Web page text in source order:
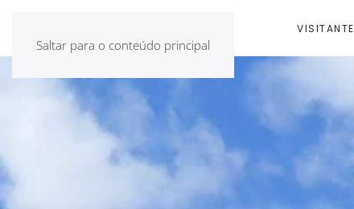
Saltar para o conteúdo principal
VISITANTE